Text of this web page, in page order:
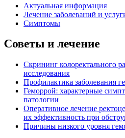
Актуальная информация
Лечение заболеваний и
Симптомы
Советы и лечение
Скрининг колоректального
исследования
Профилактика заболевания
Геморрой: характерные
патологии
Оперативное лечение
их эффективность при
Причины низкого уровня